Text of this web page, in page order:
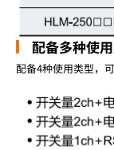
配备多种使
配备4种使用类型，